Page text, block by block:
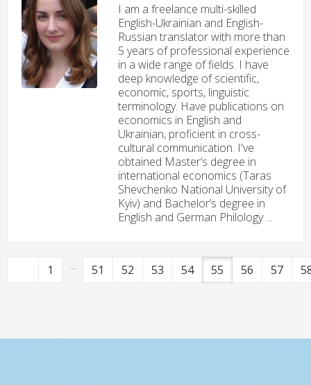
I am a freelance multi-skilled
English-Ukrainian and English-
Russian translator with more than
5 years of professional experience
in a wide range of fields. I have
deep knowledge of scientific,
economic, sports, linguistic
terminology. Have publications on
economics in English and
Ukrainian, proficient in cross-
cultural communication. I've
obtained Master’s degree in
international economics (Taras
Shevchenko National University of
Kyiv) and Bachelor’s degree in
English and German Philology ...
1 ... 51 52 53 54 55 56 57